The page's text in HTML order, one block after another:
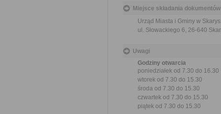
Miejsce składania dokumentów
Urząd Miasta i Gminy w
ul. Słowackiego 6, 26-640
Uwagi
Godziny otwarcia
poniedziałek od 7.30 do 16.30
wtorek od 7.30 do 15.30
środa od 7.30 do 15.30
czwartek od 7.30 do 15.30
piątek od 7.30 do 15.30